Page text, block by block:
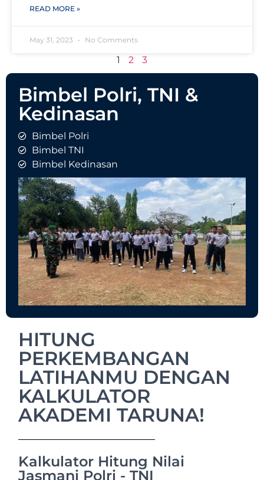
READ MORE »
May 31, 2023 No Comments
1 2 3
Bimbel Polri, TNI &
Kedinasan
Bimbel Polri
Bimbel TNI
Bimbel Kedinasan
HITUNG
PERKEMBANGAN
LATIHANMU DENGAN
KALKULATOR
AKADEMI TARUNA!
Kalkulator Hitung Nilai
Jasmani Polri - TNI